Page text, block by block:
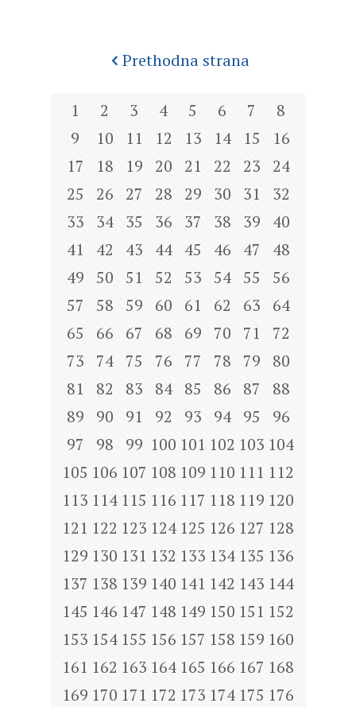
Prethodna strana
1 2 3 4 5 6 7
8
9
10 11 12 13 14 15
16
17
18 19 20 21 22 23
24
25
26 27 28 29 30 31
32
33
34 35 36 37 38 39
40
41
42 43 44 45 46 47
48
49
50 51 52 53 54 55
56
57
58 59 60 61 62 63
64
65
66 67 68 69 70 71
72
73
74 75 76 77 78 79
80
81
82 83 84 85 86 87
88
89
90 91 92 93 94 95
96
97
98 99 100 101 102 103 104
105 106 107 108 109 110 111 112
113 114 115 116 117 118 119 120
121 122 123 124 125 126 127 128
129 130 131 132 133 134 135 136
137 138 139 140 141 142 143 144
145 146 147 148 149 150 151 152
153 154 155 156 157 158 159 160
161 162 163 164 165 166 167 168
169 170 171 172 173 174 175 176